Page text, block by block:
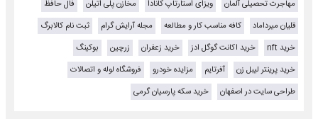
مهاجرت تحصیلی آلمان ویزای استارتاپ کانادا مخازن پلی اتیلن
فال حافظ
قلیان میرداماد
کافه مناسب کار و مطالعه مجله آرایش گرام
ثبت نام کالابرگ
خرید nft
خرید اکانت گوگل ادز خرید زعفران زرچین
بوکینگ
خرید پرینتر لیبل زن
آفرتایم مزایده خودرو
فروشگاه لوله و اتصالات
طراحی سایت در اصفهان
خرید سکه پارسیان گرمی